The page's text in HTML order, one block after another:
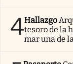
4Hallazgo
tesoro de la
mar una de